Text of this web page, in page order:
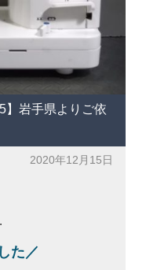
】岩手県よりご依
2020年12月15日
た／